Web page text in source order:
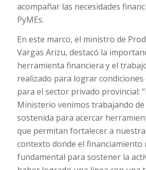
acompañar las necesidades
PyMEs.
En este marco, el ministro de
Vargas Arizu, destacó la
herramienta financiera y el
realizado para lograr
para el sector privado provincial:
Ministerio venimos trabajando
sostenida para acercar
que permitan fortalecer a
contexto donde el financiamiento
fundamental para sostener la